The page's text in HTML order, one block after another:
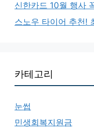
신한카드 10월 행사
스노우 타이어 추천!
카테고리
눈썹
민생회복지원금